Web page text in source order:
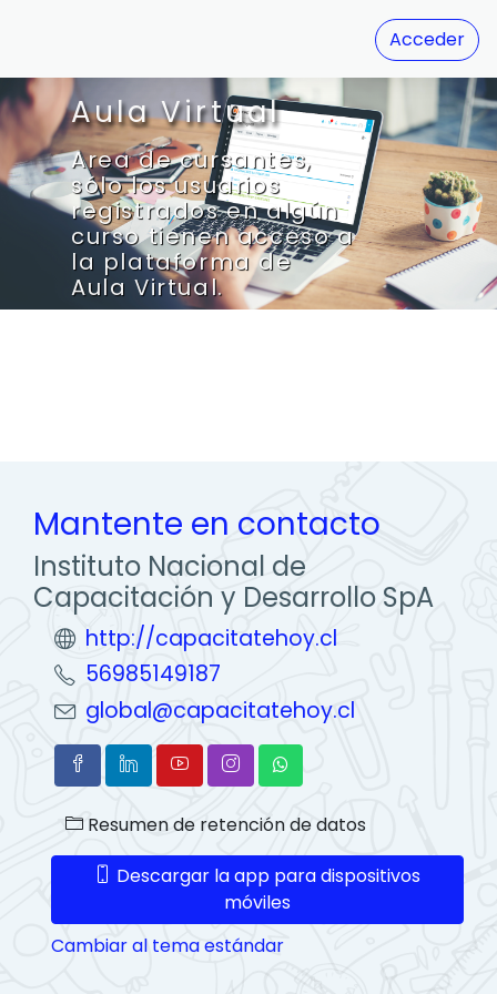
Acceder
Aula Virtual
Area de cursantes,
sólo los usuarios
registrados en algún
curso tienen acceso a
la plataforma de
Aula Virtual.
Mantente en contacto
Instituto Nacional de
Capacitación y Desarrollo SpA
http://capacitatehoy.cl
56985149187
global@capacitatehoy.cl
Resumen de retención de datos
Descargar la app para dispositivos
móviles
Cambiar al tema estándar